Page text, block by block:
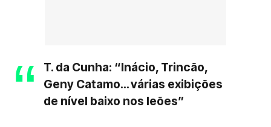
T. da Cunha: “Inácio, Trincão,
Geny Catamo… várias exibições
de nível baixo nos leões”